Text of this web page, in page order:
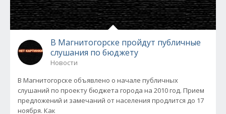
В Магнитогорске пройдут публичные
слушания по бюджету
Новости
В Магнитогорске объявлено о начале публичных
слушаний по проекту бюджета города на 2010 год. Прием
предложений и замечаний от населения продлится до 17
ноября. Как